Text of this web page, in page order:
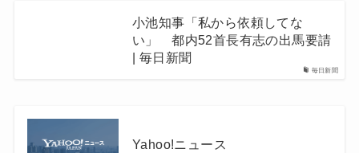
毎日新聞
小池知事「私から依頼してな
い」 都内52首長有志の出馬要請
| 毎日新聞
Yahoo!ニュース